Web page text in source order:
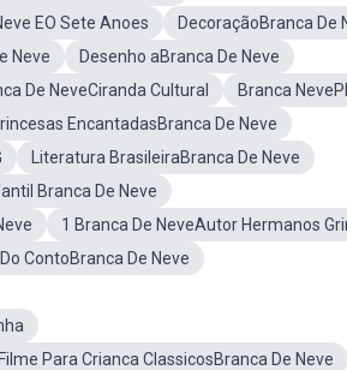
EO Sete Anoes
DecoraçãoBranca De
Neve
Desenho aBranca De Neve
De NeveCiranda Cultural
Branca
EncantadasBranca De Neve
Literatura BrasileiraBranca De Neve
Branca De Neve
1 Branca De NeveAutor Hermanos
ContoBranca De Neve
Filme Para Crianca ClassicosBranca De Neve